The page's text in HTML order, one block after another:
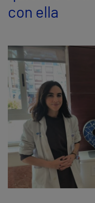
Información útil
con ella